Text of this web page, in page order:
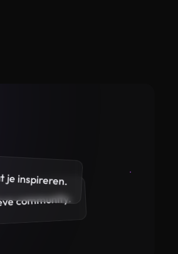
je inspireren.
community.